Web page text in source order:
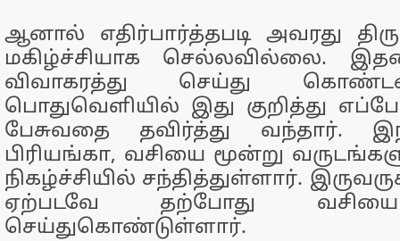
ஆனால் எதிர்பார்த்தபடி அவரது
மகிழ்ச்சியாக செல்லவில்லை.
விவாகரத்து செய்து
பொதுவெளியில் இது குறித்து
பேசுவதை தவிர்த்து வந்தார்.
பிரியங்கா, வசியை மூன்று
நிகழ்ச்சியில் சந்தித்துள்ளார்.
ஏற்படவே தற்போது
செய்துகொண்டுள்ளார்.